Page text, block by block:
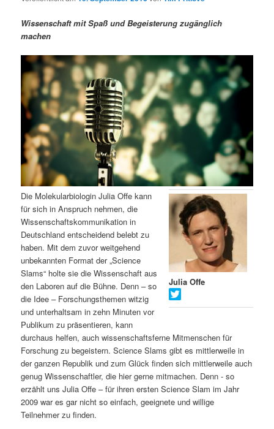
ä
r
e
I
n
h
a
l
t
s
p
r
i
n
g
n
d
ä
e
n
I
n
h
a
l
t
s
p
r
i
n
v
i
g
t
i
o
Wissenschaft mit Spaß und Begeisterung zugänglich
machen
Julia Offe
Die Molekularbiologin Julia Offe kann
für sich in Anspruch nehmen, die
Wissenschaftskommunikation in
Deutschland entscheidend belebt zu
haben. Mit dem zuvor weitgehend
unbekannten Format der „Science
Slams“ holte sie die Wissenschaft aus
den Laboren auf die Bühne. Denn – so
die Idee – Forschungsthemen witzig
und unterhaltsam in zehn Minuten vor
Publikum zu präsentieren, kann
durchaus helfen, auch wissenschaftsferne Mitmenschen für
Forschung zu begeistern. Science Slams gibt es mittlerweile in
der ganzen Republik und zum Glück finden sich mittlerweile auch
genug Wissenschaftler, die hier gerne mitmachen. Denn - so
erzählt uns Julia Offe – für ihren ersten Science Slam im Jahr
2009 war es gar nicht so einfach, geeignete und willige
Teilnehmer zu finden.